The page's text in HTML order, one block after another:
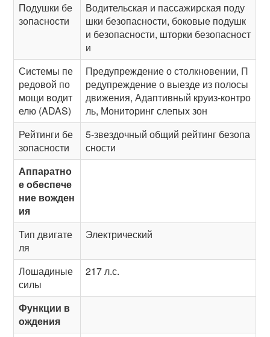
Подушки бе
зопасности
Водительская и пассажирская поду
шки безопасности, боковые подушк
и безопасности, шторки безопасност
и
Системы пе
редовой по
мощи водит
елю (ADAS)
Предупреждение о столкновении, П
редупреждение о выезде из полосы
движения, Адаптивный круиз-контро
ль, Мониторинг слепых зон
Рейтинги бе
зопасности
5-звездочный общий рейтинг безопа
сности
Аппаратно
е обеспече
ние вожден
ия
Тип двигате
ля
Электрический
Лошадиные
силы
217 л.с.
Функции в
ождения